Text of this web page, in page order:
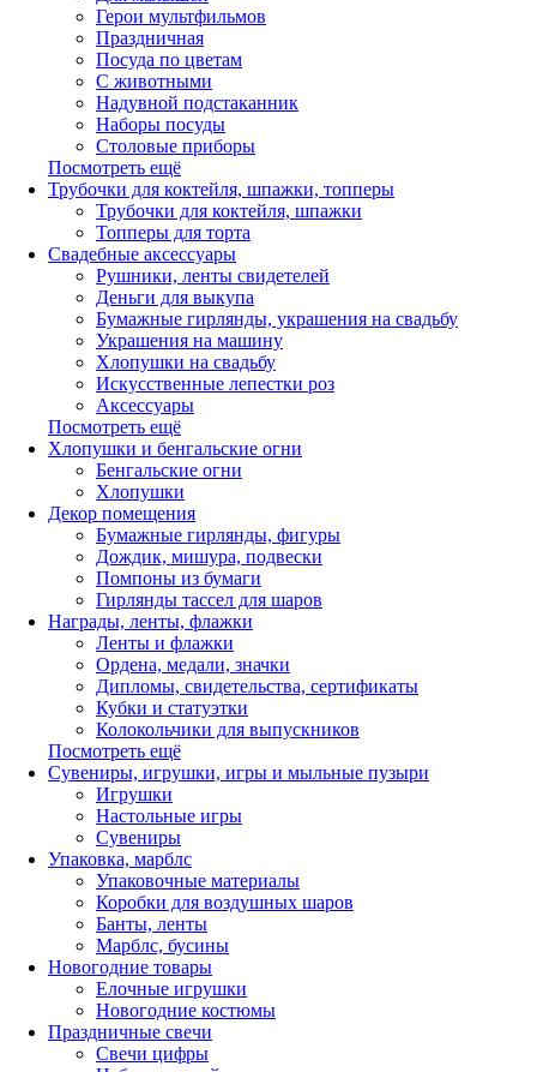
Герои мультфильмов
Праздничная
Посуда по цветам
С животными
Надувной подстаканник
Наборы посуды
Столовые приборы
Посмотреть ещё
Трубочки для коктейля, шпажки, топперы
Трубочки для коктейля, шпажки
Топперы для торта
Свадебные аксессуары
Рушники, ленты свидетелей
Деньги для выкупа
Бумажные гирлянды, украшения на свадьбу
Украшения на машину
Хлопушки на свадьбу
Искусственные лепестки роз
Аксессуары
Посмотреть ещё
Хлопушки и бенгальские огни
Бенгальские огни
Хлопушки
Декор помещения
Бумажные гирлянды, фигуры
Дождик, мишура, подвески
Помпоны из бумаги
Гирлянды тассел для шаров
Награды, ленты, флажки
Ленты и флажки
Ордена, медали, значки
Дипломы, свидетельства, сертификаты
Кубки и статуэтки
Колокольчики для выпускников
Посмотреть ещё
Сувениры, игрушки, игры и мыльные пузыри
Игрушки
Настольные игры
Сувениры
Упаковка, марблс
Упаковочные материалы
Коробки для воздушных шаров
Банты, ленты
Марблс, бусины
Новогодние товары
Елочные игрушки
Новогодние костюмы
Праздничные свечи
Свечи цифры